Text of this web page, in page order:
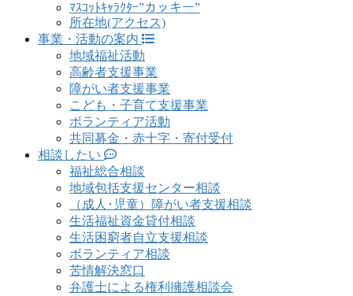
ﾏｽｺｯﾄｷｬﾗｸﾀｰ”カッキー”
所在地(アクセス)
事業・活動の案内
地域福祉活動
高齢者支援事業
障がい者支援事業
こども・子育て支援事業
ボランティア活動
共同募金・赤十字・寄付受付
相談したい
福祉総合相談
地域包括支援センター相談
（成人･児童）障がい者支援相談
生活福祉資金貸付相談
生活困窮者自立支援相談
ボランティア相談
苦情解決窓口
弁護士による権利擁護相談会